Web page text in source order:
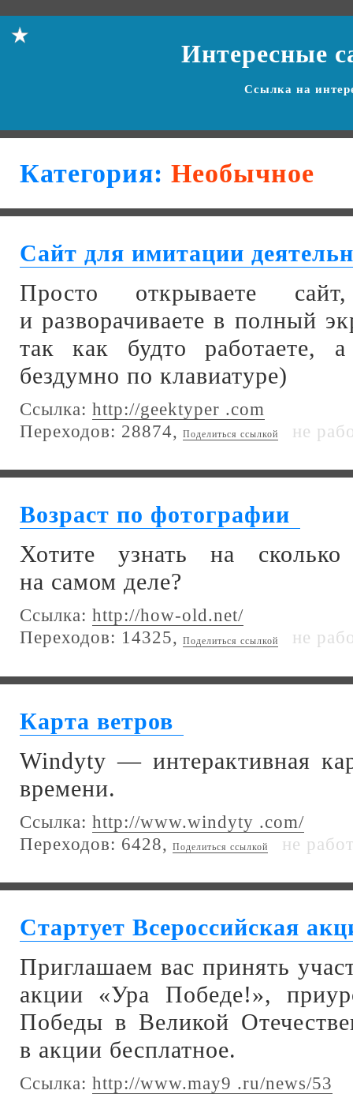
Интересные
Ссылка на
Категория: Необычное
Сайт для имитации
Просто открываете
и разворачиваете в полный
так как будто работаете,
бездумно по клавиатуре)
Ссылка: http://geektyper .com
Переходов: 28874, Поделиться ссылкой не
Возраст по фотографии
Хотите узнать на
на самом деле?
Ссылка: http://how-old.net/
Переходов: 14325, Поделиться ссылкой не
Карта ветров
Windyty — интерактивная
времени.
Ссылка: http://www.windyty .com/
Переходов: 6428,
Поделиться ссылкой не
Стартует Всероссийская
Приглашаем вас принять
акции «Ура Победе!»,
Победы в Великой
в акции бесплатное.
Ссылка: http://www.may9 .ru/news/53